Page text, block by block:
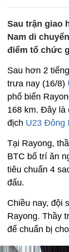
Sau trận giao
Nam di
điểm tổ chức
Sau hơn 2
trưa nay (16/8)
phố biển
168 km. Đây là
địch U23 Đông
Tại Rayong,
BTC bố trí ăn
tiêu chuẩn 4
đấu.
Chiều nay, đội
Rayong. Thầy
để chuẩn bị